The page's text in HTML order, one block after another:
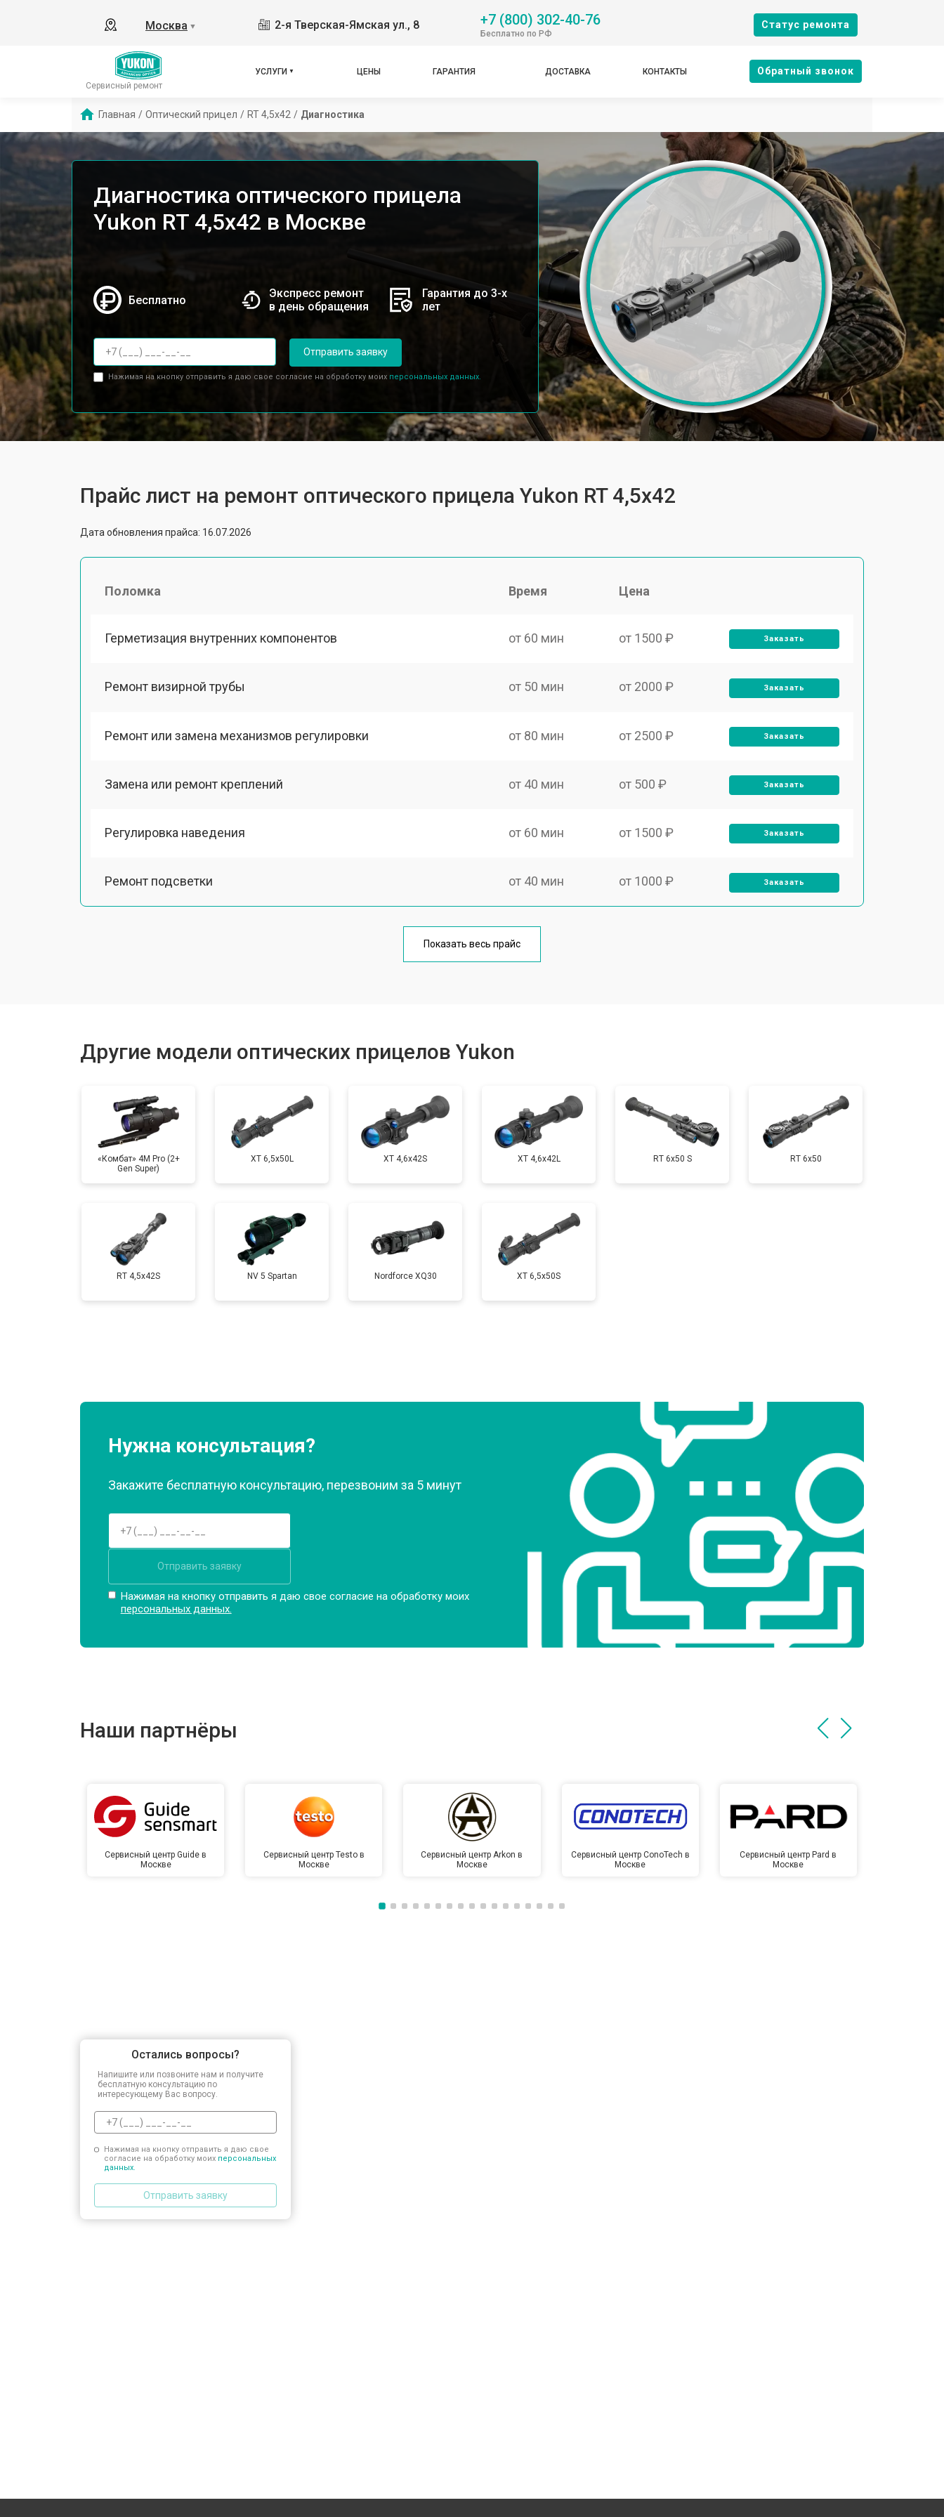
Москва ▼ 2-я Тверская-Ямская ул., 8 +7 (800) 302-40-76
Бесплатно по РФ
Cтатус ремонта
Сервисный ремонт
УСЛУГИ ЦЕНЫ ГАРАНТИЯ ДОСТАВКА КОНТАКТЫ Oбратный звонок
Главная / Оптический прицел / RT 4,5х42 / Диагностика
Диагностика оптического прицела
Yukon RT 4,5х42 в Москве
Бесплатно
Экспресс ремонт
в день обращения
Гарантия до 3-х
лет
Отправить заявку
Нажимая на кнопку отправить я даю свое согласие на обработку моих персональных данных.
Прайс лист на ремонт оптического прицела Yukon RT 4,5х42
Дата обновления прайса: 16.07.2026
Поломка Время Цена
Герметизация внутренних компонентов от 60 мин от 1500 ₽ Заказать
Ремонт визирной трубы от 50 мин от 2000 ₽ Заказать
Ремонт или замена механизмов регулировки от 80 мин от 2500 ₽ Заказать
Замена или ремонт креплений от 40 мин от 500 ₽ Заказать
Регулировка наведения от 60 мин от 1500 ₽ Заказать
Ремонт подсветки от 40 мин от 1000 ₽ Заказать
от 70 мин
Показать весь прайс
Другие модели оптических прицелов Yukon
«Комбат» 4M Pro (2+
Gen Super)
XT 6,5x50L XT 4,6x42S XT 4,6x42L RT 6x50 S RT 6x50
RT 4,5х42S NV 5 Spartan Nordforce XQ30 XT 6,5x50S
Нужна консультация?
Закажите бесплатную консультацию, перезвоним за 5 минут
Отправить заявку
Нажимая на кнопку отправить я даю свое согласие на обработку моих
персональных данных.
Наши партнёры
Сервисный центр Guide в
Москве
Сервисный центр Testo в
Москве
Сервисный центр Arkon в
Москве
Сервисный центр ConoTech в
Москве
Сервисный центр Pard в
Москве
Остались вопросы?
Напишите или позвоните нам и получите
бесплатную консультацию по
интересующему Вас вопросу.
Нажимая на кнопку отправить я даю свое
согласие на обработку моих персональных
данных.
Отправить заявку